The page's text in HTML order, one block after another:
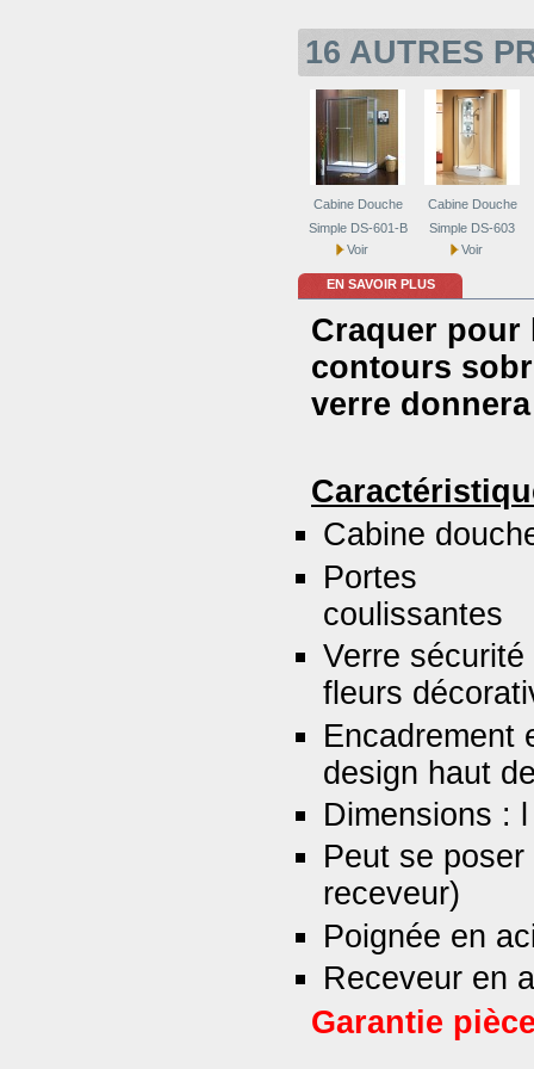
16 AUTRES
Cabine Douche
Simple DS-601-B
Voir
Cabine Douche
Simple DS-603
Voir
EN SAVOIR PLUS
Craquer pour
contours
verre
Cabine
Portes
Verre
fleurs
Encadrement
design haut
Dimensions :
Peut se
receveur)
Poignée en
Receveur en
Garantie